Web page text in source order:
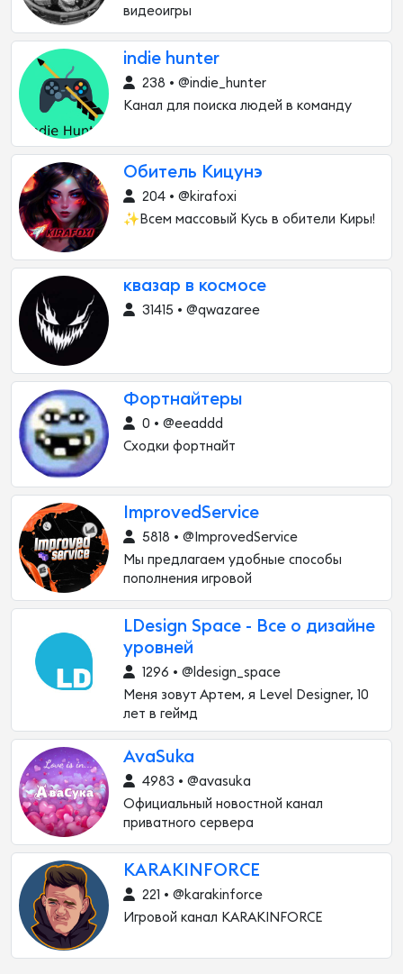
видеоигры
indie hunter
238 • @indie_hunter
Канал для поиска людей в команду
Обитель Кицунэ
204 • @kirafoxi
✨Всем массовый Кусь в обители Киры!
квазар в космосе
31415 • @qwazaree
Фортнайтеры
0 • @eeaddd
Сходки фортнайт
ImprovedService
5818 • @ImprovedService
Мы предлагаем удобные способы
пополнения игровой
LDesign Space - Все о дизайне
уровней
1296 • @ldesign_space
Меня зовут Артем, я Level Designer, 10
лет в геймд
AvaSuka
4983 • @avasuka
Официальный новостной канал
приватного сервера
KARAKINFORCE
221 • @karakinforce
Игровой канал KARAKINFORCE